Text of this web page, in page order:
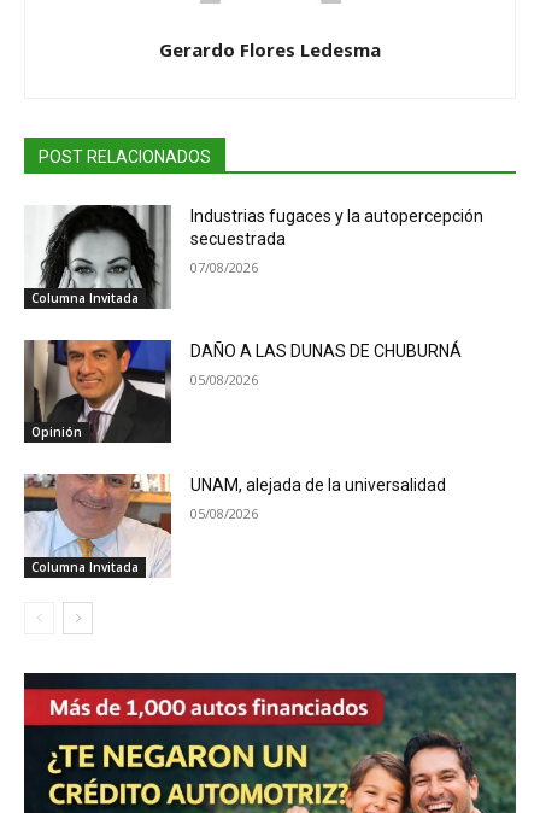
Gerardo Flores Ledesma
POST RELACIONADOS
Columna Invitada
Industrias fugaces y la autopercepción
secuestrada
07/08/2026
Opinión
DAÑO A LAS DUNAS DE CHUBURNÁ
05/08/2026
Columna Invitada
UNAM, alejada de la universalidad
05/08/2026